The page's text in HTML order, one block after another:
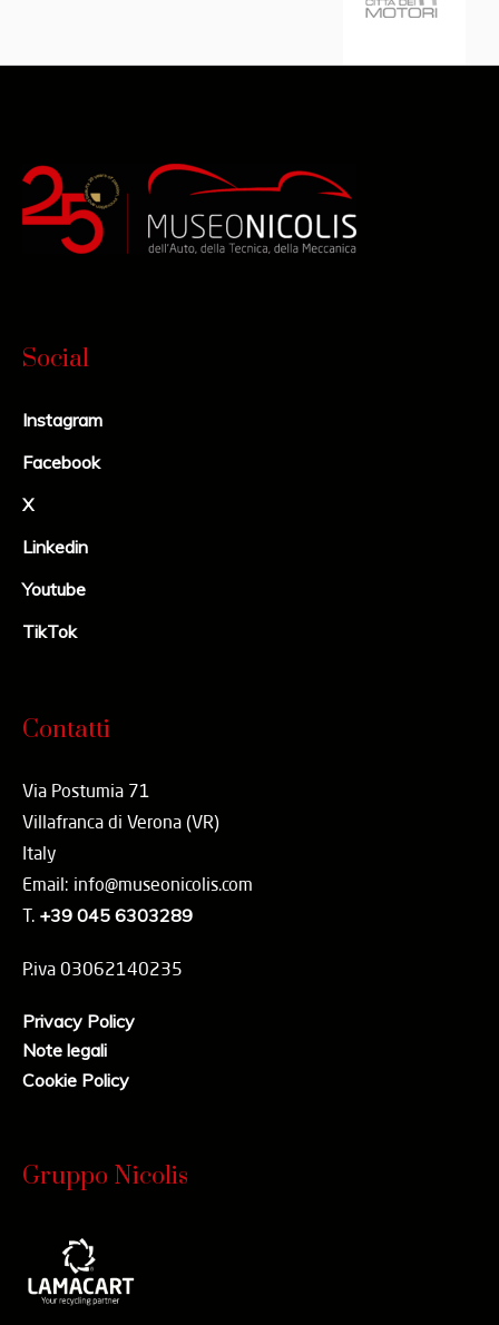
Social
Instagram
Facebook
X
Linkedin
Youtube
TikTok
Contatti
Via Postumia 71
Villafranca di Verona (VR)
Italy
Email: info@museonicolis.com
T. +39 045 6303289
P.iva 03062140235
Privacy Policy
Note legali
Cookie Policy
Gruppo Nicolis